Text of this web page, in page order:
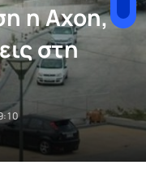
η Axon,
στη